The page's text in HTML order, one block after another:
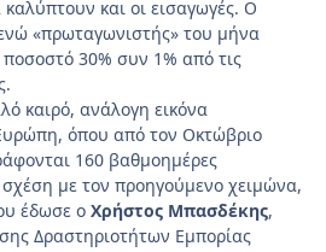
και οι εισαγωγές. Ο
«πρωταγωνιστής» του μήνα
30% συν 1% από τις
καιρό, ανάλογη εικόνα
όπου από τον Οκτώβριο
160 βαθμοημέρες
με τον προηγούμενο χειμώνα,
έδωσε ο Χρήστος Μπασδέκης,
Δραστηριοτήτων Εμπορίας